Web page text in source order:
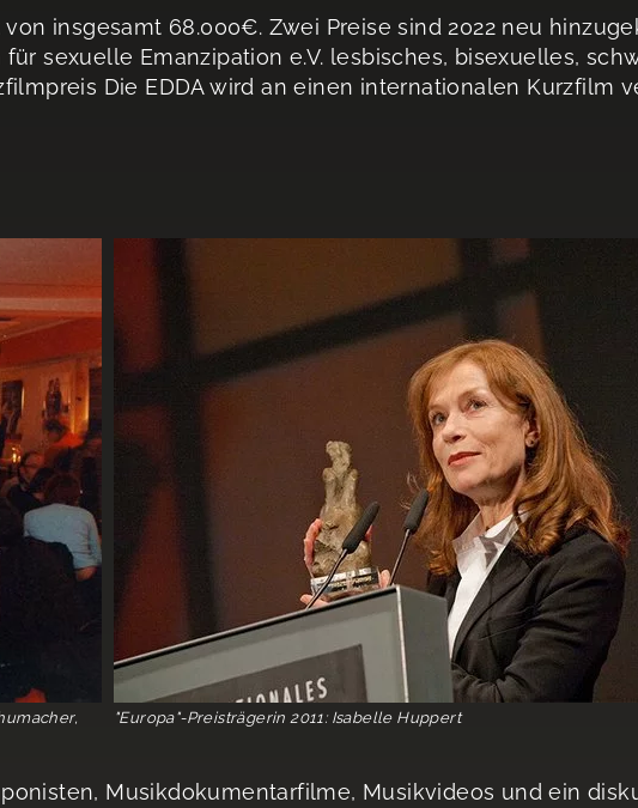
insgesamt 68.000€. Zwei Preise sind 2022 neu
sexuelle Emanzipation e.V. lesbisches, bisexuelles,
Die EDDA wird an einen internationalen Kurzfilm
"Europa"-Preisträgerin 2011: Isabelle Huppert
Musikdokumentarfilme, Musikvideos und ein